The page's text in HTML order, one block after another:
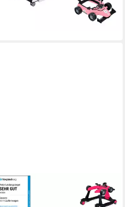
lieferbar - in 3-4 Werktagen bei dir
COSTWAY
Lauflernhilfe 4 in 1